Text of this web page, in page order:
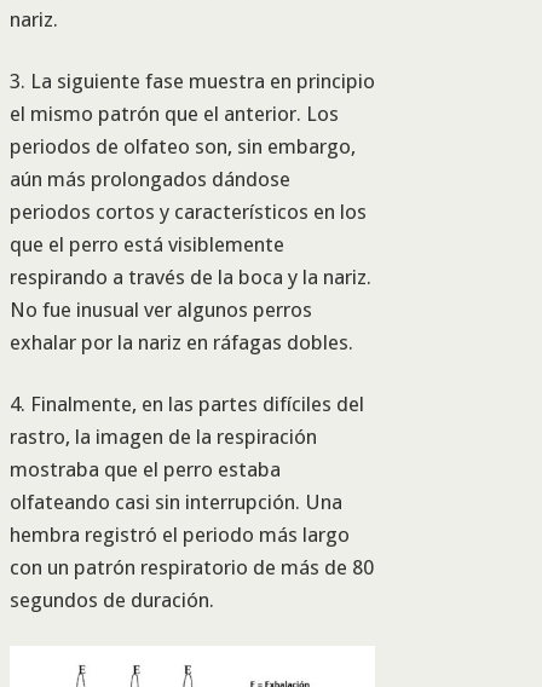
nariz.
3. La siguiente fase muestra en principio
el mismo patrón que el anterior. Los
periodos de olfateo son, sin embargo,
aún más prolongados dándose
periodos cortos y característicos en los
que el perro está visiblemente
respirando a través de la boca y la nariz.
No fue inusual ver algunos perros
exhalar por la nariz en ráfagas dobles.
4. Finalmente, en las partes difíciles del
rastro, la imagen de la respiración
mostraba que el perro estaba
olfateando casi sin interrupción. Una
hembra registró el periodo más largo
con un patrón respiratorio de más de 80
segundos de duración.